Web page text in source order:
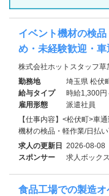
イベント機材の検
め・未経験歓迎・
株式会社ホットスタッフ
勤務地
埼玉県 松伏
給与タイプ
時給1,300円
雇用形態
派遣社員
【仕事内容】<松伏町>車
機材の検品・軽作業/日払
求人の更新日 2026-08-08
スポンサー
求人ボックス
食品工場での製造